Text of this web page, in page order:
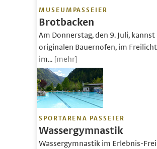
MUSEUMPASSEIER
Brotbacken
Am Donnerstag, den 9. Juli, kannst
originalen Bauernofen, im
im... [mehr]
SPORTARENA PASSEIER
Wassergymnastik
Wassergymnastik im Erlebnis-